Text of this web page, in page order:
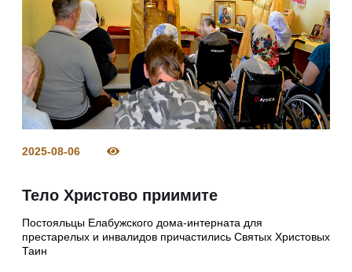
2025-08-06
Тело Христово приимите
Постояльцы Елабужского дома-интерната для
престарелых и инвалидов причастились Святых Христовых
Таин